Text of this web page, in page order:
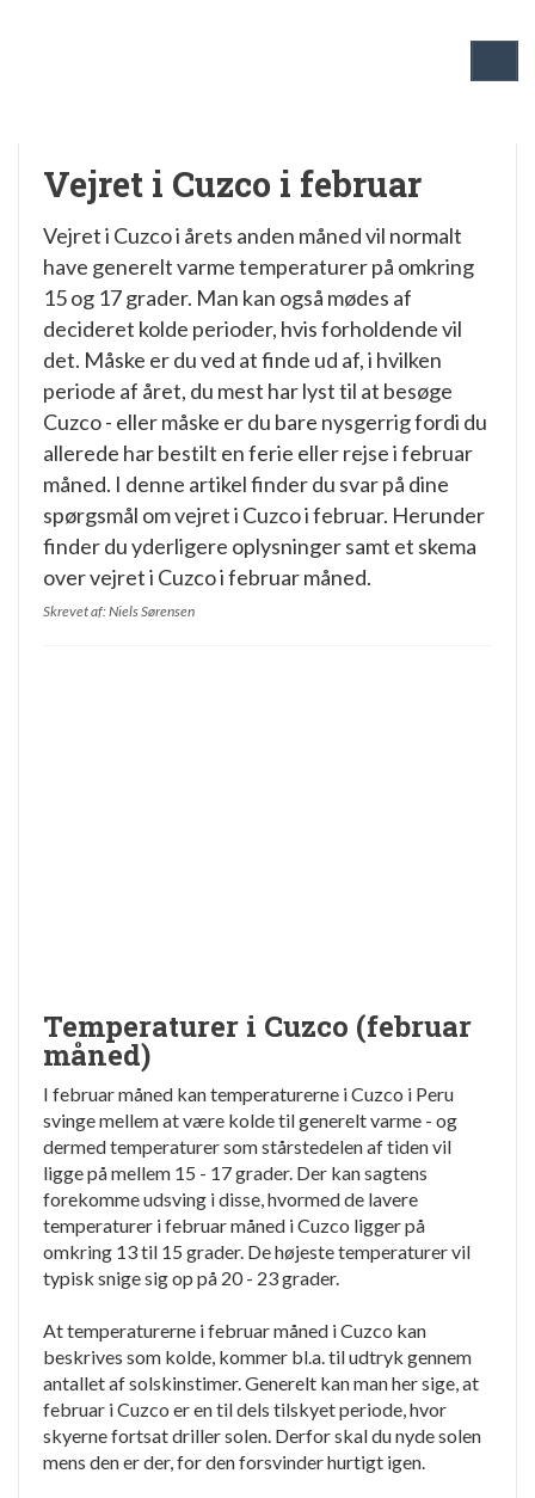
Vejret i Cuzco i februar
Vejret i Cuzco i årets anden måned vil normalt
have generelt varme temperaturer på omkring
15 og 17 grader. Man kan også mødes af
decideret kolde perioder, hvis forholdende vil
det. Måske er du ved at finde ud af, i hvilken
periode af året, du mest har lyst til at besøge
Cuzco - eller måske er du bare nysgerrig fordi du
allerede har bestilt en ferie eller rejse i februar
måned. I denne artikel finder du svar på dine
spørgsmål om vejret i Cuzco i februar. Herunder
finder du yderligere oplysninger samt et skema
over vejret i Cuzco i februar måned.
Skrevet af: Niels Sørensen
Temperaturer i Cuzco (februar
måned)
I februar måned kan temperaturerne i Cuzco i Peru
svinge mellem at være kolde til generelt varme - og
dermed temperaturer som stårstedelen af tiden vil
ligge på mellem 15 - 17 grader. Der kan sagtens
forekomme udsving i disse, hvormed de lavere
temperaturer i februar måned i Cuzco ligger på
omkring 13 til 15 grader. De højeste temperaturer vil
typisk snige sig op på 20 - 23 grader.
At temperaturerne i februar måned i Cuzco kan
beskrives som kolde, kommer bl.a. til udtryk gennem
antallet af solskinstimer. Generelt kan man her sige, at
februar i Cuzco er en til dels tilskyet periode, hvor
skyerne fortsat driller solen. Derfor skal du nyde solen
mens den er der, for den forsvinder hurtigt igen.